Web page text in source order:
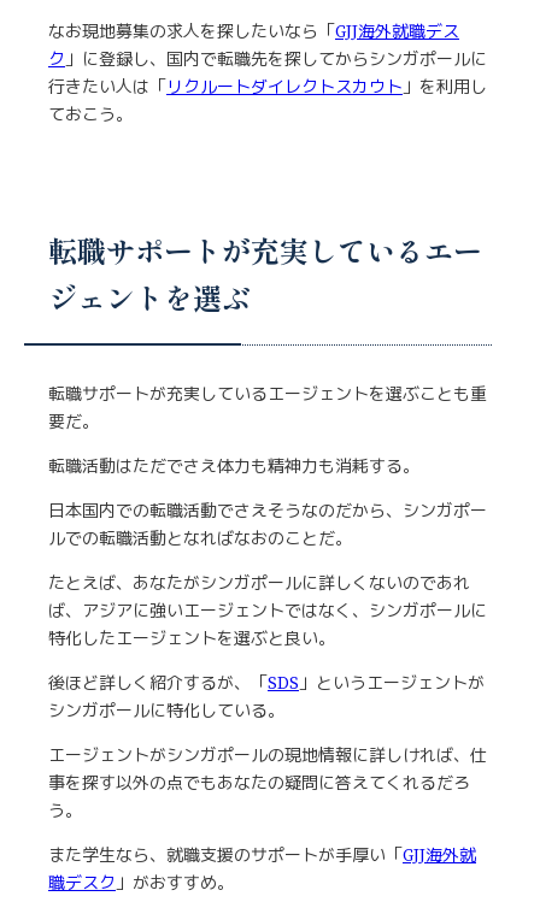
なお現地募集の求人を探したいなら「 GJJ海外就職デス
ク」に登録し、国内で転職先を探してからシンガポールに
行きたい人は「 リクルートダイレクトスカウト」を利用し
ておこう。
転職サポートが充実しているエー
ジェントを選ぶ
転職サポートが充実しているエージェントを選ぶことも重
要だ。
転職活動はただでさえ体力も精神力も消耗する。
日本国内での転職活動でさえそうなのだから、シンガポー
ルでの転職活動となればなおのことだ。
たとえば、あなたがシンガポールに詳しくないのであれ
ば、アジアに強いエージェントではなく、シンガポールに
特化したエージェントを選ぶと良い。
後ほど詳しく紹介するが、「 SDS」というエージェントが
シンガポールに特化している。
エージェントがシンガポールの現地情報に詳しければ、仕
事を探す以外の点でもあなたの疑問に答えてくれるだろ
う。
また学生なら、就職支援のサポートが手厚い「 GJJ海外就
職デスク」がおすすめ。